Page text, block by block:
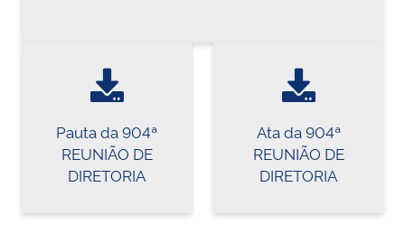
Pauta da 904ª
REUNIÃO DE
DIRETORIA
Ata da 904ª
REUNIÃO DE
DIRETORIA